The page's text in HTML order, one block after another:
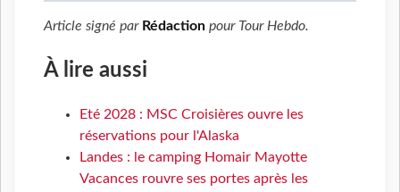
Article signé par Rédaction pour Tour Hebdo.
À lire aussi
Eté 2028 : MSC Croisières ouvre les
réservations pour l'Alaska
Landes : le camping Homair Mayotte
Vacances rouvre ses portes après les